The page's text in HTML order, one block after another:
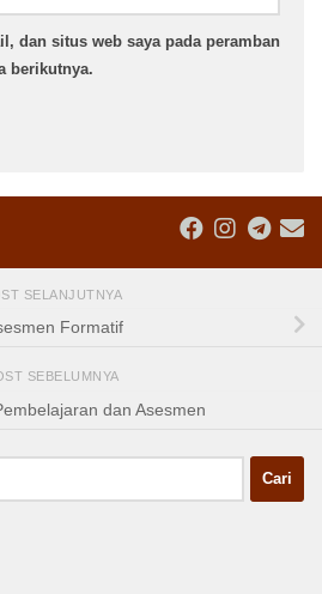
dan situs web saya pada peramban
berikutnya.
SELANJUTNYA
Formatif
SEBELUMNYA
dan Asesmen